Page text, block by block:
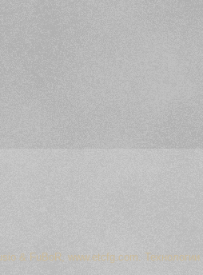
& FuBoR, www.etcfg.com. Технологии